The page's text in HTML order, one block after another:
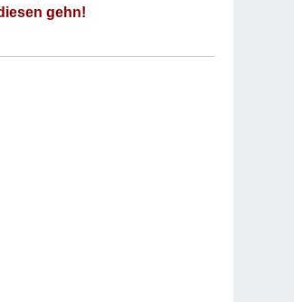
gehn!